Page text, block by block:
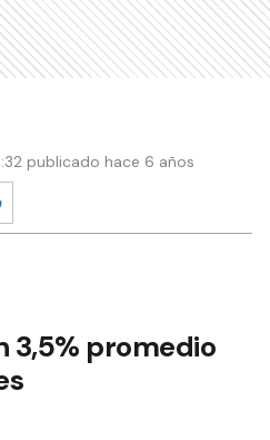
publicado hace 6 años
3,5% promedio